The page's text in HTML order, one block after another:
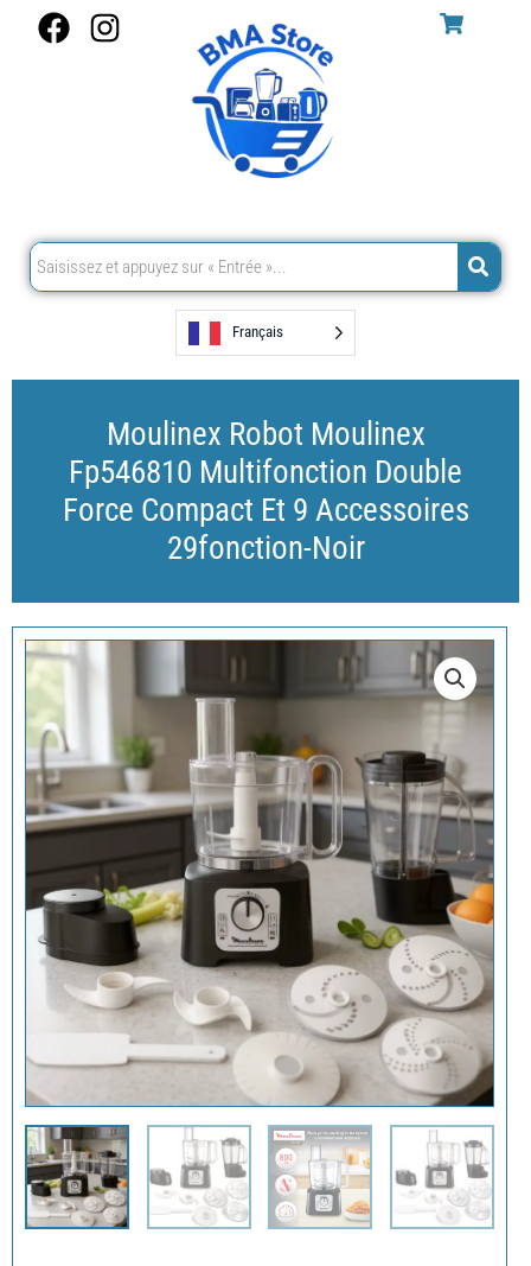
F
k
I
a
m
Français
Moulinex Robot Moulinex
Fp546810 Multifonction Double
Force Compact Et 9 Accessoires
29fonction-Noir